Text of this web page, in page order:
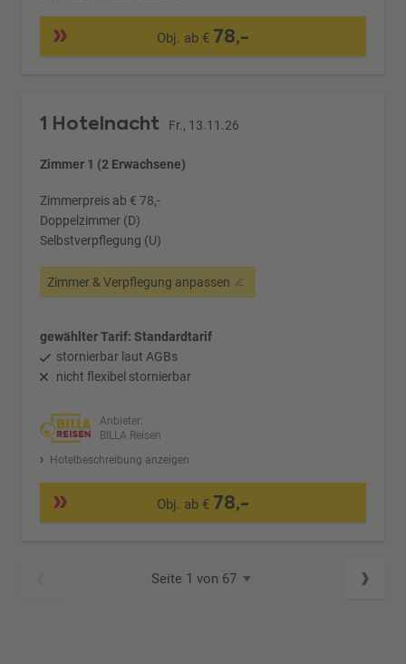
Obj. ab € 78,-
1 Hotelnacht Fr., 13.11.26
Zimmer 1 (2 Erwachsene)
Zimmerpreis ab € 78,-
Doppelzimmer (D)
Selbstverpflegung (U)
Zimmer & Verpflegung anpassen
gewählter Tarif: Standardtarif
stornierbar laut AGBs
nicht flexibel stornierbar
Anbieter:
BILLA Reisen
Hotelbeschreibung anzeigen
Obj. ab € 78,-
Seite 1 von 67